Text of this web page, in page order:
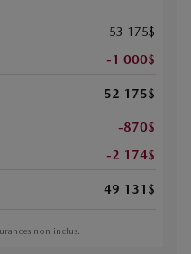
53 175$
-1 000$
52 175$
-870$
-2 174$
49 131 $
non inclus.